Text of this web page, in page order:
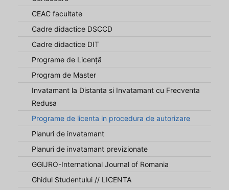
CEAC facultate
Cadre didactice DSCCD
Cadre didactice DIT
Programe de Licență
Program de Master
Invatamant la Distanta si Invatamant cu Frecventa
Redusa
Programe de licenta in procedura de autorizare
Planuri de invatamant
Planuri de invatamant previzionate
GGIJRO-International Journal of Romania
Ghidul Studentului // LICENTA